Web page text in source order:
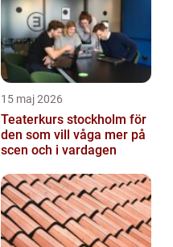
15 maj 2026
Teaterkurs stockholm för
den som vill våga mer på
scen och i vardagen